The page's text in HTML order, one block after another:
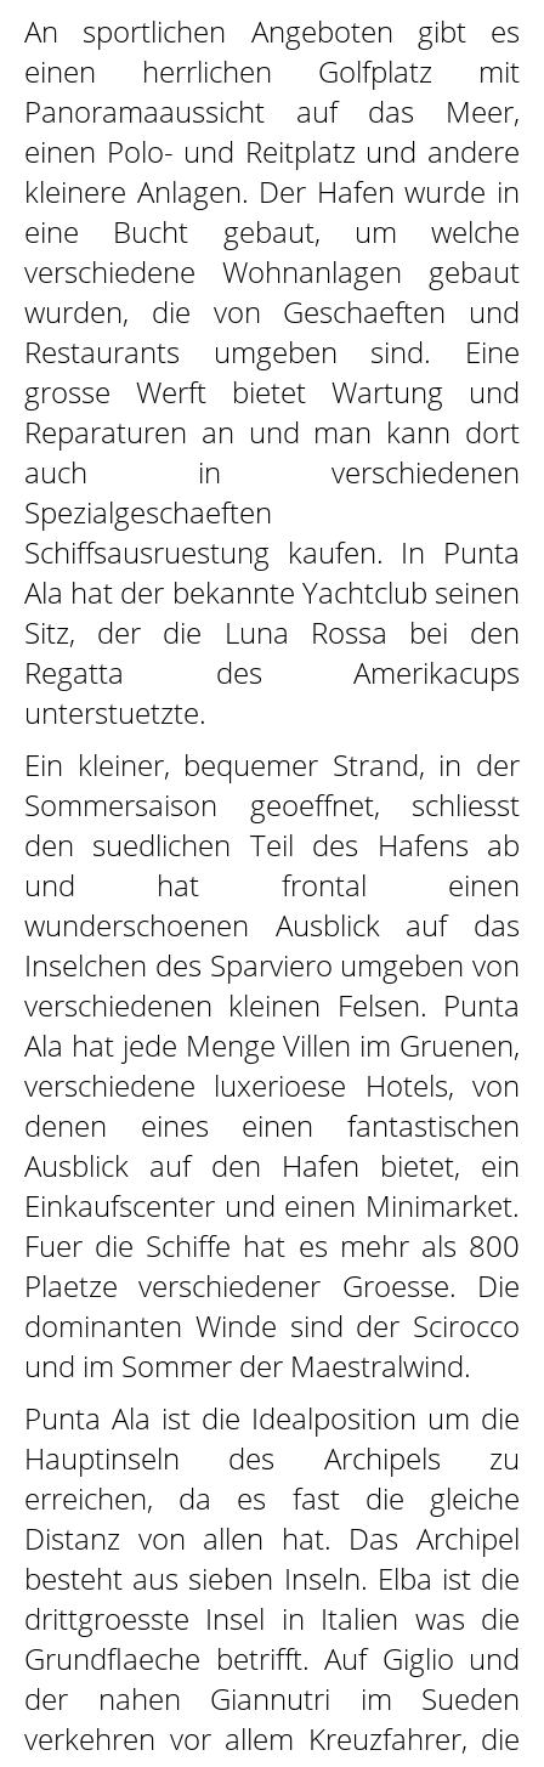
An sportlichen Angeboten gibt es
einen herrlichen Golfplatz mit
Panoramaaussicht auf das Meer,
einen Polo- und Reitplatz und andere
kleinere Anlagen. Der Hafen wurde in
eine Bucht gebaut, um welche
verschiedene Wohnanlagen gebaut
wurden, die von Geschaeften und
Restaurants umgeben sind. Eine
grosse Werft bietet Wartung und
Reparaturen an und man kann dort
auch in verschiedenen
Spezialgeschaeften
Schiffsausruestung kaufen. In Punta
Ala hat der bekannte Yachtclub seinen
Sitz, der die Luna Rossa bei den
Regatta des Amerikacups
unterstuetzte.
Ein kleiner, bequemer Strand, in der
Sommersaison geoeffnet, schliesst
den suedlichen Teil des Hafens ab
und hat frontal einen
wunderschoenen Ausblick auf das
Inselchen des Sparviero umgeben von
verschiedenen kleinen Felsen. Punta
Ala hat jede Menge Villen im Gruenen,
verschiedene luxerioese Hotels, von
denen eines einen fantastischen
Ausblick auf den Hafen bietet, ein
Einkaufscenter und einen Minimarket.
Fuer die Schiffe hat es mehr als 800
Plaetze verschiedener Groesse. Die
dominanten Winde sind der Scirocco
und im Sommer der Maestralwind.
Punta Ala ist die Idealposition um die
Hauptinseln des Archipels zu
erreichen, da es fast die gleiche
Distanz von allen hat. Das Archipel
besteht aus sieben Inseln. Elba ist die
drittgroesste Insel in Italien was die
Grundflaeche betrifft. Auf Giglio und
der nahen Giannutri im Sueden
verkehren vor allem Kreuzfahrer, die